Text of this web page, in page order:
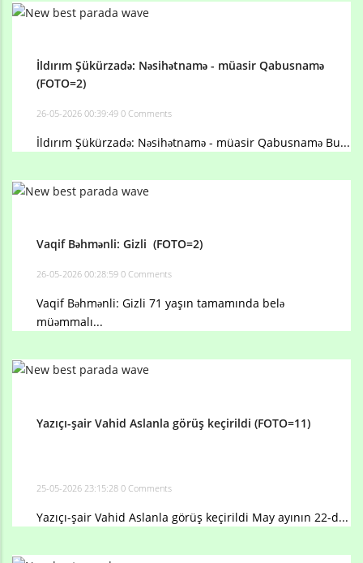
İldırım Şükürzadə: Nəsihətnamə - müasir Qabusnamə
(FOTO=2)
26-05-2026 00:39:49 0 Comments
İldırım Şükürzadə: Nəsihətnamə - müasir Qabusnamə Bu...
Vaqif Bəhmənli: Gizli (FOTO=2)
26-05-2026 00:28:59 0 Comments
Vaqif Bəhmənli: Gizli 71 yaşın tamamında belə
müəmmalı...
Yazıçı-şair Vahid Aslanla görüş keçirildi (FOTO=11)
25-05-2026 23:15:28 0 Comments
Yazıçı-şair Vahid Aslanla görüş keçirildi May ayının 22-d...